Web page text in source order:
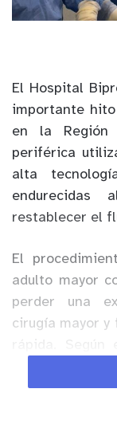
El Hospital
importante
en la Región
periférica
alta
restablecer el
El
adulto mayor
perder una
cirugía mayor y
Vascular del
intervención